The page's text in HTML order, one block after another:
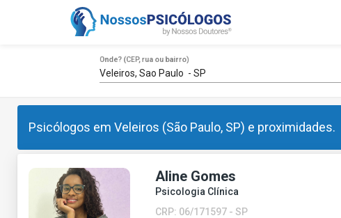
Onde? (CEP, rua ou bairro)
Psicólogos em Veleiros (São Paulo, SP) e proximidades.
Aline Gomes
Psicologia Clínica
CRP: 06/171597 - SP